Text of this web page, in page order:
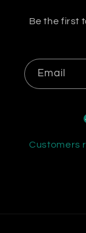
Be the first
Email
Customers